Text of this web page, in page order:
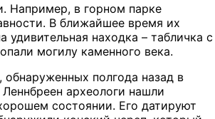
Например, в горном парке
В ближайшее время их
находка – табличка с
могилу каменного века.
полгода назад в
археологи нашли
состоянии. Его датируют